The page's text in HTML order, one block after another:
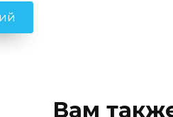
Вам